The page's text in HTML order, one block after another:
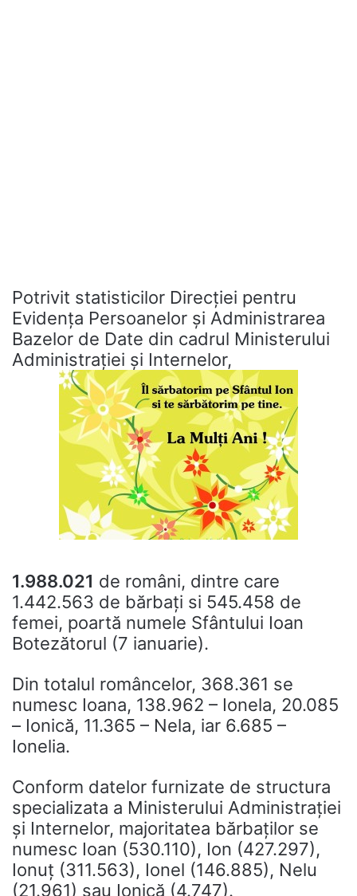
Potrivit statisticilor Direcţiei pentru
Evidenţa Persoanelor şi Administrarea
Bazelor de Date din cadrul Ministerului
Administraţiei şi Internelor,
1.988.021 de români, dintre care
1.442.563 de bărbaţi si 545.458 de
femei, poartă numele Sfântului Ioan
Botezătorul (7 ianuarie).
Din totalul româncelor, 368.361 se
numesc Ioana, 138.962 – Ionela, 20.085
– Ionică, 11.365 – Nela, iar 6.685 –
Ionelia.
Conform datelor furnizate de structura
specializata a Ministerului Administraţiei
şi Internelor, majoritatea bărbaţilor se
numesc Ioan (530.110), Ion (427.297),
Ionuţ (311.563), Ionel (146.885), Nelu
(21.961) sau Ionică (4.747).